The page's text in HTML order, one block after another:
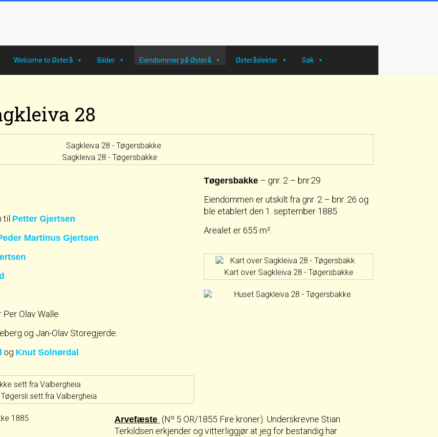
Welcome to Østerå Bilder Eiendommer på Østerå Østeråslekter Søk
28
Sagkleiva 28 - Tøgersbakke
til Petter Gjertsen
Martinus Gjertsen
Olav Walle
og Jan-Olav Storegjerde.
og Knut Solnørdal
sett fra Valbergheia
Tøgersbakke – gnr. 2 – bnr.29
Eiendommen er utskilt fra gnr. 2 – bnr. 26 og
ble etablert den 1. september 1885.
Arealet er 655 m².
Kart over Sagkleiva 28 - Tøgersbakke
Arvefæste (Nº 5 OR/1855 Fire kroner). Underskrevne Stian
Terkildsen erkjender og vitterliggjør at jeg for bestandig har